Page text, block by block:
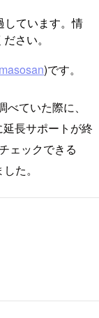
しています。情
さい。
)です。
ていた際に、
長サポートが終
ェックできる
た。